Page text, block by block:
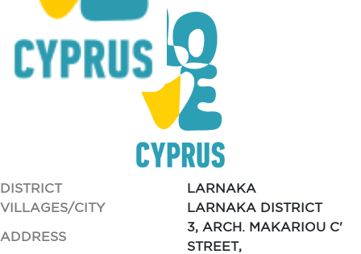
DISTRICT
LARNAKA
VILLAGES/CITY
LARNAKA DISTRICT
ADDRESS
3, ARCH. MAKARIOU C'
STREET,